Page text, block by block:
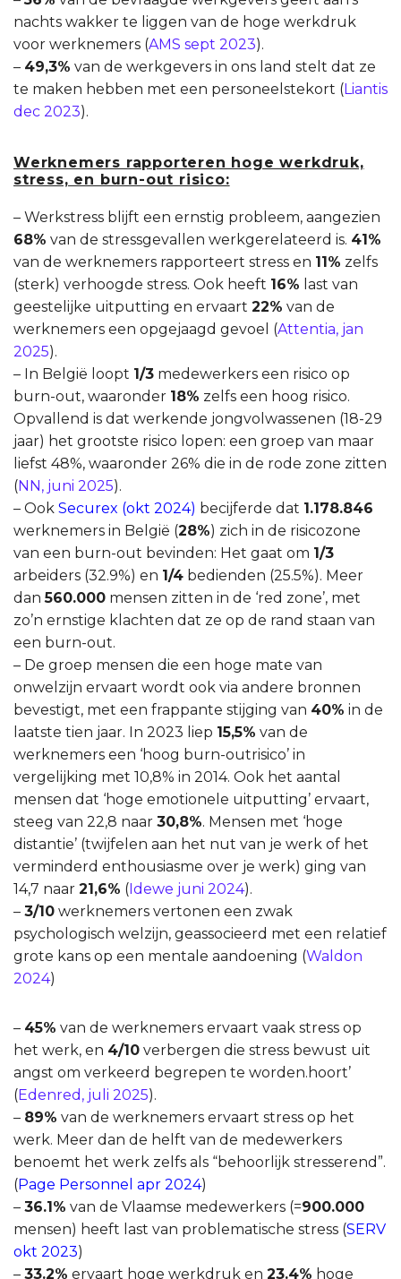
nachts wakker te liggen van de hoge werkdruk
voor werknemers (AMS sept 2023).
– 49,3% van de werkgevers in ons land stelt dat ze
te maken hebben met een personeelstekort (Liantis
dec 2023).
Werknemers rapporteren hoge werkdruk,
stress, en burn-out risico:
– Werkstress blijft een ernstig probleem, aangezien
68% van de stressgevallen werkgerelateerd is. 41%
van de werknemers rapporteert stress en 11% zelfs
(sterk) verhoogde stress. Ook heeft 16% last van
geestelijke uitputting en ervaart 22% van de
werknemers een opgejaagd gevoel (Attentia, jan
2025).
– In België loopt 1/3 medewerkers een risico op
burn-out, waaronder 18% zelfs een hoog risico.
Opvallend is dat werkende jongvolwassenen (18-29
jaar) het grootste risico lopen: een groep van maar
liefst 48%, waaronder 26% die in de rode zone zitten
(NN, juni 2025).
– Ook Securex (okt 2024) becijferde dat 1.178.846
werknemers in België (28%) zich in de risicozone
van een burn-out bevinden: Het gaat om 1/3
arbeiders (32.9%) en 1/4 bedienden (25.5%). Meer
dan560.000 mensen zitten in de ‘red zone’, met
zo’n ernstige klachten dat ze op de rand staan van
een burn-out.
– De groep mensen die een hoge mate van
onwelzijn ervaart wordt ook via andere bronnen
bevestigt, met een frappante stijging van 40% in de
laatste tien jaar. In 2023 liep 15,5% van de
werknemers een ‘hoog burn-outrisico’ in
vergelijking met 10,8% in 2014. Ook het aantal
mensen dat ‘hoge emotionele uitputting’ ervaart,
steeg van 22,8 naar 30,8%. Mensen met ‘hoge
distantie’ (twijfelen aan het nut van je werk of het
verminderd enthousiasme over je werk) ging van
14,7 naar 21,6% ( Idewe juni 2024).
– 3/10 werknemers vertonen een zwak
psychologisch welzijn, geassocieerd met een relatief
grote kans op een mentale aandoening (Waldon
2024)
– 45% van de werknemers ervaart vaak stress op
het werk, en 4/10 verbergen die stress bewust uit
angst om verkeerd begrepen te worden.hoort’
(Edenred, juli 2025).
– 89% van de werknemers ervaart stress op het
werk. Meer dan de helft van de medewerkers
benoemt het werk zelfs als “behoorlijk stresserend”.
(Page Personnel apr 2024)
– 36.1% van de Vlaamse medewerkers (=900.000
mensen) heeft last van problematische stress (SERV
okt 2023)
– 33.2% ervaart hoge werkdruk en 23.4% hoge